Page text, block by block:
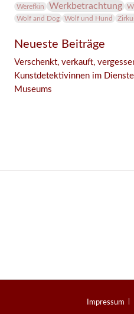
Werefkin
Werkbetrachtung
Wolf and Dog Wolf und Hund
Neueste Beiträge
Verschenkt, verkauft,
Kunstdetektivinnen im
Museums
Navigation
Impressum